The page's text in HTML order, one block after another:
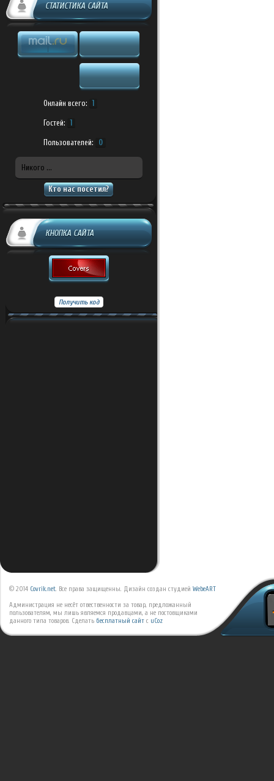
СТАТИСТИКА САЙТА
Онлайн всего: 1
Гостей: 1
Пользователей: 0
Никого ...
Кто нас посетил?
КНОПКА САЙТА
© 2014 Covrik.net. Все права защищенны. Дизайн создан студией WebeART
Администрация не несёт отвественности за товар, предложанный
пользователям, мы лишь являемся продавцами, а не постовщиками
данного типа товаров. Сделать бесплатный сайт с uCoz